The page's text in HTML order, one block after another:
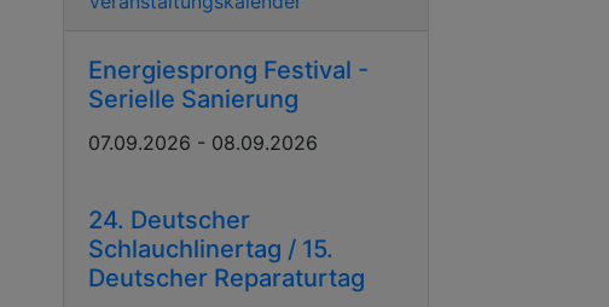
Energiesprong Festival -
Serielle Sanierung
07.09.2026 - 08.09.2026
24. Deutscher
Schlauchlinertag / 15.
Deutscher Reparaturtag